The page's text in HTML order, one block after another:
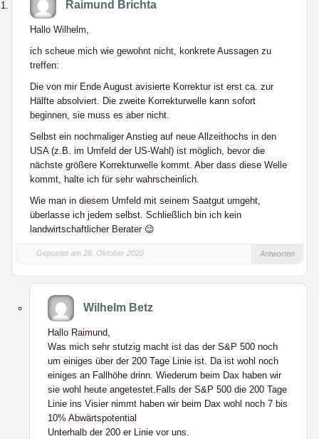
Raimund Brichta
Hallo Wilhelm,
ich scheue mich wie gewohnt nicht, konkrete Aussagen zu
treffen:
Die von mir Ende August avisierte Korrektur ist erst ca. zur
Hälfte absolviert. Die zweite Korrekturwelle kann sofort
beginnen, sie muss es aber nicht.
Selbst ein nochmaliger Anstieg auf neue Allzeithochs in den
USA (z.B. im Umfeld der US-Wahl) ist möglich, bevor die
nächste größere Korrekturwelle kommt. Aber dass diese Welle
kommt, halte ich für sehr wahrscheinlich.
Wie man in diesem Umfeld mit seinem Saatgut umgeht,
überlasse ich jedem selbst. Schließlich bin ich kein
landwirtschaftlicher Berater 😉
Gepostet am 26. Oktober 2020 Antworten
Wilhelm Betz
Hallo Raimund,
Was mich sehr stutzig macht ist das der S&P 500 noch
um einiges über der 200 Tage Linie ist. Da ist wohl noch
einiges an Fallhöhe drinn. Wiederum beim Dax haben wir
sie wohl heute angetestet.Falls der S&P 500 die 200 Tage
Linie ins Visier nimmt haben wir beim Dax wohl noch 7 bis
10% Abwärtspotential
Unterhalb der 200 er Linie vor uns.